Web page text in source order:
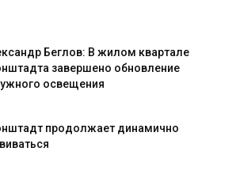
Беглов: В жилом квартале
завершено обновление
освещения
продолжает динамично